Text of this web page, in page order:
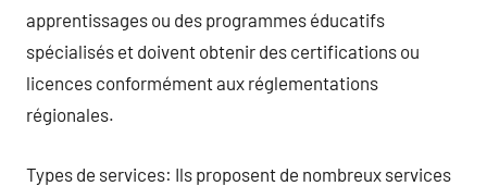
apprentissages ou des programmes éducatifs
spécialisés et doivent obtenir des certifications ou
licences conformément aux réglementations
régionales.
Types de services: Ils proposent de nombreux services